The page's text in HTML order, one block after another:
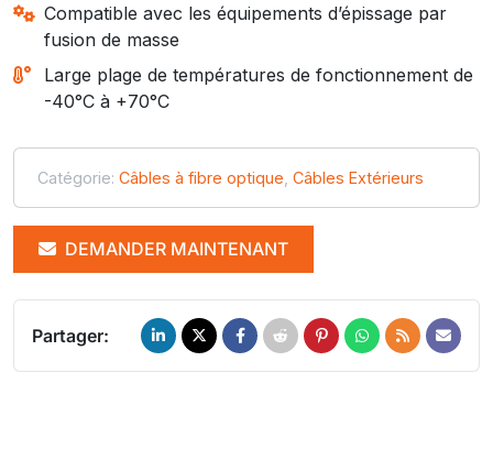
Compatible avec les équipements d’épissage par
fusion de masse
Large plage de températures de fonctionnement de
-40°C à +70°C
Catégorie: Câbles à fibre optique Câbles Extérieurs
DEMANDER MAINTENANT
Partager: